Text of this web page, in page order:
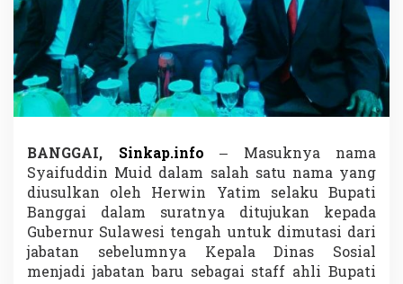
l
k
a
n
M
u
t
a
i
,
D
u
k
u
n
g
BANGGAI, Sinkap.info – Masuknya nama
Syaifuddin Muid dalam salah satu nama yang
diusulkan oleh Herwin Yatim selaku Bupati
Banggai dalam suratnya ditujukan kepada
Gubernur Sulawesi tengah untuk dimutasi dari
jabatan sebelumnya Kepala Dinas Sosial
menjadi jabatan baru sebagai staff ahli Bupati